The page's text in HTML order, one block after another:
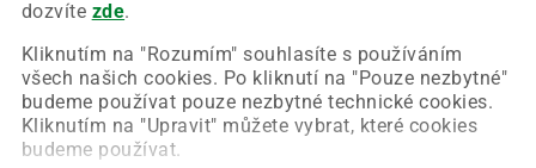
dozvíte zde.
Kliknutím na "Rozumím" souhlasíte s používáním
všech našich cookies. Po kliknutí na "Pouze nezbytné"
budeme používat pouze nezbytné technické cookies.
Kliknutím na "Upravit" můžete vybrat, které cookies
budeme používat.
Zkuste prosím znovu načíst požadovanou stránku.
Obnovit stránku Úvodní strana